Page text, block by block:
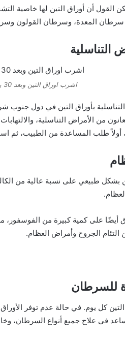
القول أن أوراق التين لها خاصية
المعدة، وسرطان القولون
التناسلية
اشرب اوراق التين وبعد 30 يوم هذا ما سوف يحدث لجسمك
بأوراق التين في دول
من الأمراض التناسلية،
أولاً طلب المساعدة من الطبيب، ثم
بشكل طبيعي على نسبة عالية من
أيضًا على كمية كبيرة من الفوسفور،
الجروح وأمراض العظام.
للسرطان
كل يوم. في حالة عدم توفر
في علاج جميع أنواع السرطان،